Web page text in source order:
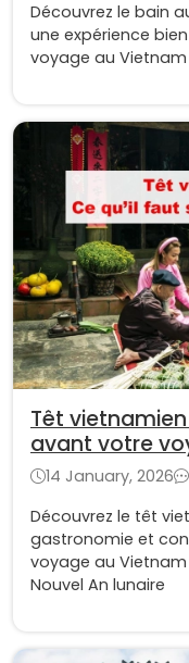
Découvrez le bain
une expérience
voyage au
Têt
avant votre
14 January, 2026
Découvrez le têt
gastronomie et
voyage au
Nouvel An lunaire